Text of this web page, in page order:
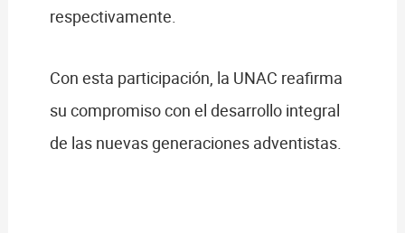
respectivamente.
Con esta participación, la UNAC reafirma
su compromiso con el desarrollo integral
de las nuevas generaciones adventistas.